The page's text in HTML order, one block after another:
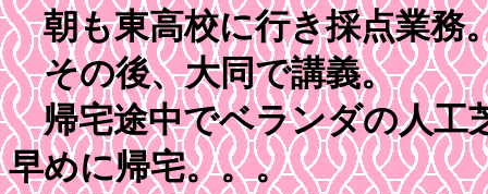
朝も東高校に行き採点業務
その後、大同で講義。
帰宅途中でベランダの人工
早めに帰宅。。。